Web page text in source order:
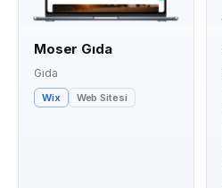
Moser Gıda
Gıda
Wix Web Sitesi